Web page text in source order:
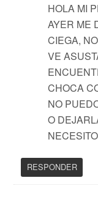
HOLA MI
AYER ME
CIEGA,
VE
CHOCA
NO
O
RESPONDER